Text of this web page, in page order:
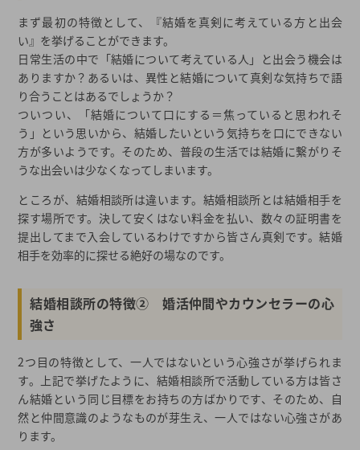
まず最初の特徴として、『結婚を真剣に考えている方と出会
い』を挙げることができます。
日常生活の中で「結婚について考えている人」と出会う機会は
ありますか？あるいは、異性と結婚について真剣な気持ちで語
り合うことはあるでしょうか？
ついつい、「結婚について口にする＝焦っていると思われそ
う」という思いから、結婚したいという気持ちを口にできない
方が多いようです。そのため、普段の生活では結婚に繋がりそ
うな出会いは少なくなってしまいます。
ところが、結婚相談所は違います。結婚相談所とは結婚相手を
探す場所です。決して安くはない料金を払い、数々の証明書を
提出してまで入会しているわけですから皆さん真剣です。結婚
相手を効率的に探せる絶好の場なのです。
結婚相談所の特徴② 婚活仲間やカウンセラーの心
強さ
2つ目の特徴として、一人ではないという心強さが挙げられま
す。上記で挙げたように、結婚相談所で活動している方は皆さ
ん結婚という同じ目標をお持ちの方ばかりです、そのため、自
然と仲間意識のようなものが芽生え、一人ではない心強さがあ
ります。